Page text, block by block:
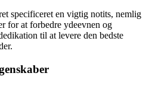
specificeret en vigtig notits, nemlig
for at forbedre ydeevnen og
til at levere den bedste